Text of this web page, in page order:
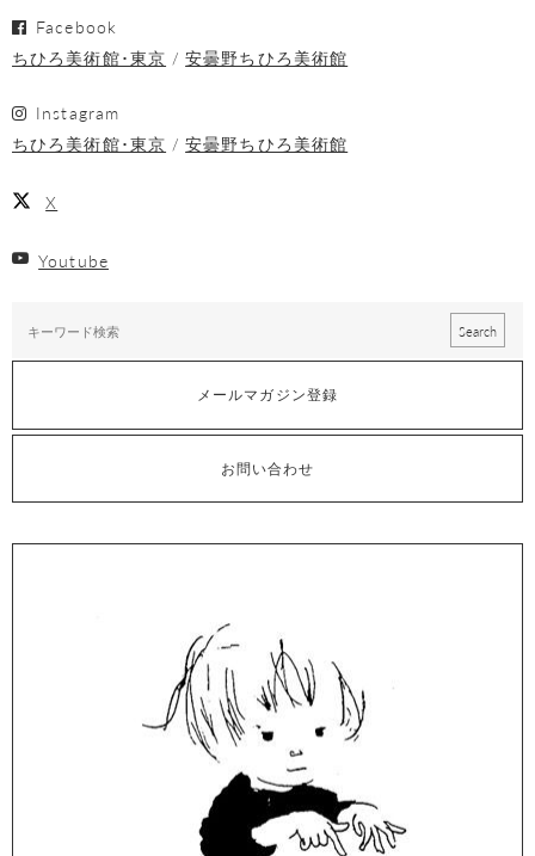
Facebook
ちひろ美術館･東京
安曇野ちひろ美術館
Instagram
ちひろ美術館･東京
安曇野ちひろ美術館
X
Youtube
メールマガジン登録
お問い合わせ